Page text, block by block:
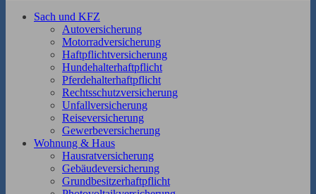
Sach und KFZ
Autoversicherung
Motorradversicherung
Haftpflichtversicherung
Hundehalterhaftpflicht
Pferdehalterhaftpflicht
Rechtsschutzversicherung
Unfallversicherung
Reiseversicherung
Gewerbeversicherung
Wohnung & Haus
Hausratversicherung
Gebäudeversicherung
Grundbesitzerhaftpflicht